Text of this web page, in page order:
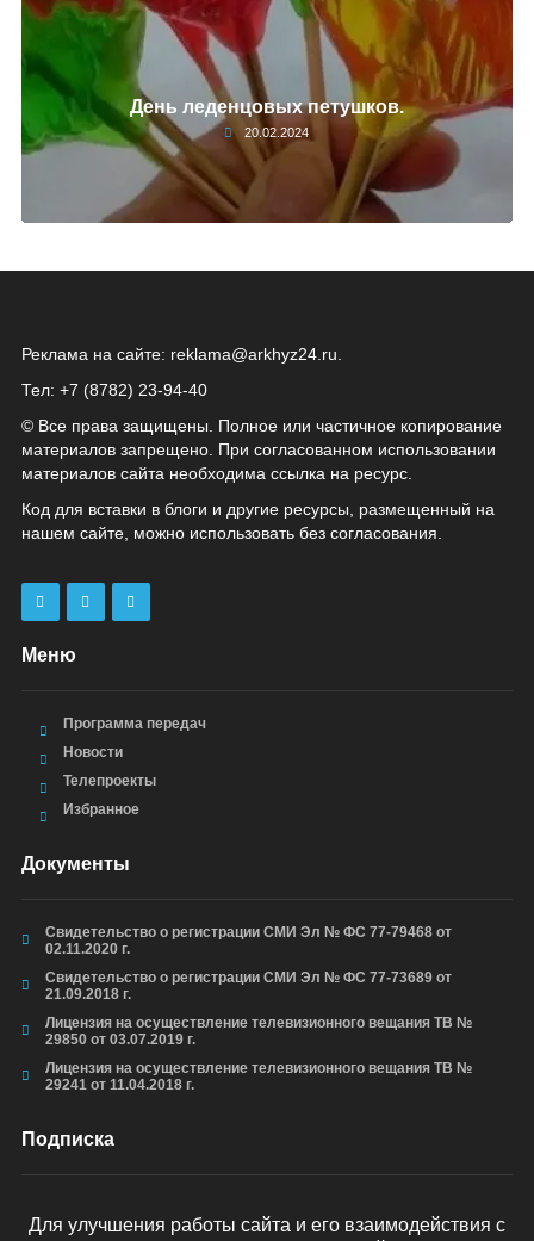
День леденцовых петушков.
20.02.2024
Реклама на сайте: reklama@arkhyz24.ru
Тел: +7 (8782) 23‑94‑40
© Все права защищены. Полное или частичное копирование
материалов запрещено. При согласованном использовании
материалов сайта необходима ссылка на ресурс.
Код для вставки в блоги и другие ресурсы, размещенный на
нашем сайте, можно использовать без согласования.
Меню
Программа передач
Новости
Телепроекты
Избранное
Документы
Свидетельство о регистрации СМИ Эл № ФС 77-79468 от
02.11.2020 г.
Свидетельство о регистрации СМИ Эл № ФС 77-73689 от
21.09.2018 г.
Лицензия на осуществление телевизионного вещания ТВ №
29850 от 03.07.2019 г.
Лицензия на осуществление телевизионного вещания ТВ №
29241 от 11.04.2018 г.
Подписка
Для улучшения работы сайта и его взаимодействия с